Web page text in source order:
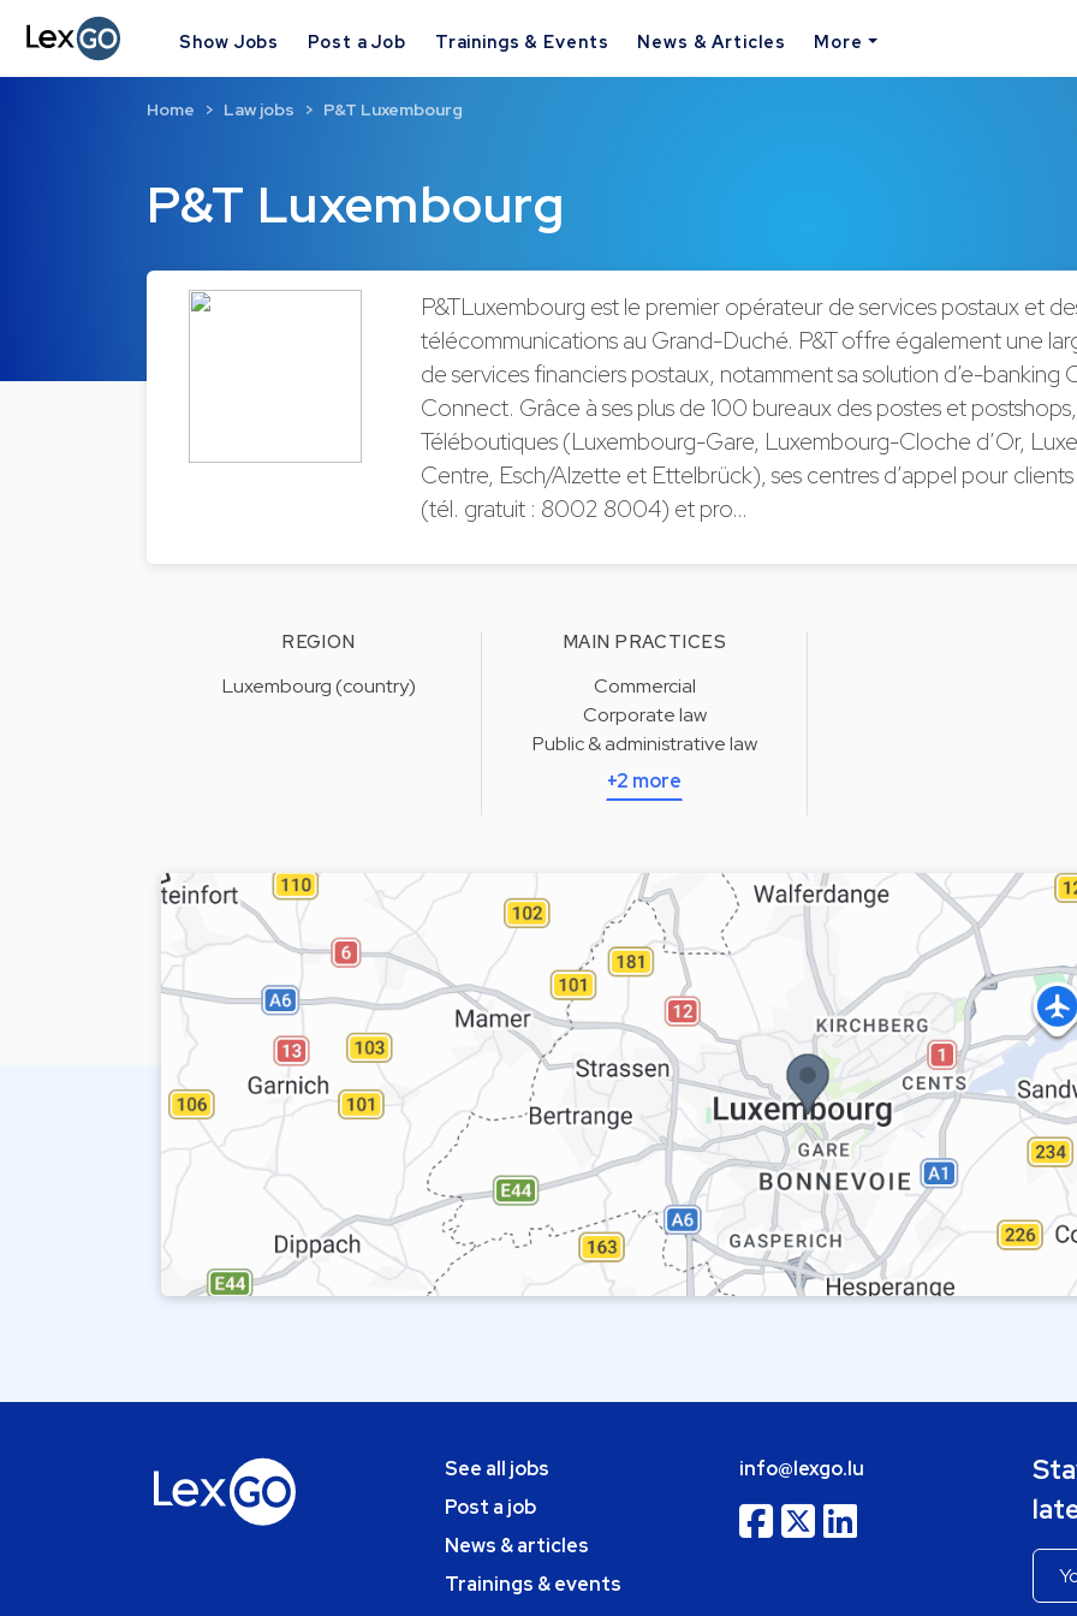
Show Jobs Post a Job Trainings & Events News & Articles More
P&T Luxembourg
Home Law jobs P&T Luxembourg
P&TLuxembourg est le premier opérateur de services postaux et
télécommunications au Grand-Duché. P&T offre également une
de services financiers postaux, notamment sa solution d’e-banking
Connect. Grâce à ses plus de 100 bureaux des postes et
Téléboutiques (Luxembourg-Gare, Luxembourg-Cloche d’Or,
Centre, Esch/Alzette et Ettelbrück), ses centres d’appel pour clients
(tél. gratuit : 8002 8004) et pro…
REGION
Luxembourg (country)
MAIN PRACTICES
Commercial
Corporate law
Public & administrative law
+2 more
See all jobs
Post a job
News & articles
Trainings & events
info@lexgo.lu